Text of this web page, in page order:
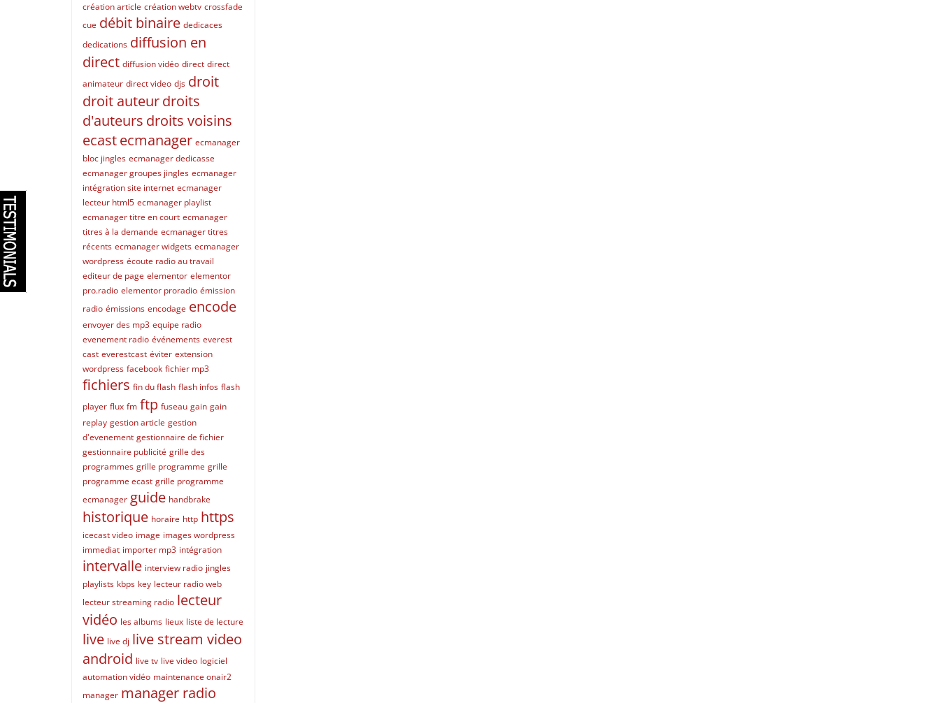
création article création webtv crossfade
cue débit binaire dedicaces
dedications diffusion en
direct diffusion vidéo direct direct
animateur direct video djs droit
droit auteurdroits
d'auteurs droits voisins
ecastecmanager ecmanager
bloc jingles ecmanager dedicasse
ecmanager groupes jingles ecmanager
intégration site internet ecmanager
lecteur html5 ecmanager playlist
ecmanager titre en court ecmanager
titres à la demande ecmanager titres
récents ecmanager widgets ecmanager
wordpress écoute radio au travail
editeur de page elementor elementor
pro.radio elementor proradio émission
radio émissions encodage encode
envoyer des mp3 equipe radio
evenement radio événements everest
cast everestcast éviter extension
wordpress facebook fichier mp3
fichiers fin du flash flash infos flash
player flux fm ftp fuseau gain gain
replay gestion article gestion
d'evenement gestionnaire de fichier
gestionnaire publicité grille des
programmes grille programme grille
programme ecast grille programme
ecmanager guide handbrake
historique horaire http https
icecast video image images wordpress
immediat importer mp3 intégration
intervalle interview radio jingles
playlists kbps key lecteur radio web
lecteur streaming radio lecteur
vidéo les albums lieux liste de lecture
live live dj live stream video
android live tv live video logiciel
automation vidéo maintenance onair2
manager manager radio